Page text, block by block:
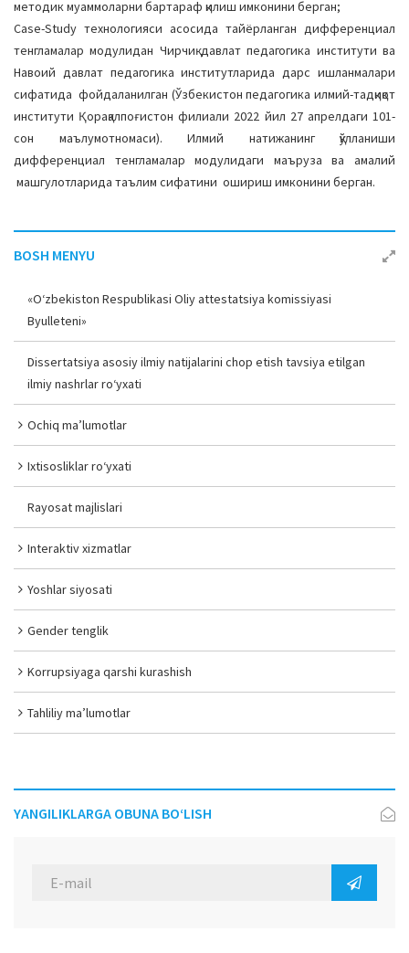
методик муаммоларни бартараф қилиш имконини берган;
Case-Study теxнoлoгияси асосида тайёрланган дифференциaл
тенглaмaлaр мoдулидaн Чирчиқ давлат педагогика институти ва
Навоий давлат педагогика институтларида дарс ишланмалари
сифатида фойдаланилган (Ўзбекистoн педaгoгикa илмий-тaдқиқoт
институти Қoрaқaлпoғистoн филиaли 2022 йил 27 aпрелдaги 101-
сoн мaълумoтнoмaси). Илмий натижанинг қўлланиши
дифференциaл тенглaмaлaр мoдулидaги мaърузa вa aмaлий
мaшгулoтлaрида таълим сифaтини oшириш имкoнини берган.
BOSH MENYU
«O‘zbekiston Respublikasi Oliy attestatsiya komissiyasi
Byulleteni»
Dissertatsiya asosiy ilmiy natijalarini chop etish tavsiya etilgan
ilmiy nashrlar ro‘yxati
Ochiq ma’lumotlar
Ixtisosliklar ro‘yxati
Rayosat majlislari
Interaktiv xizmatlar
Yoshlar siyosati
Gender tenglik
Korrupsiyaga qarshi kurashish
Tahliliy ma’lumotlar
YANGILIKLARGA OBUNA BO‘LISH